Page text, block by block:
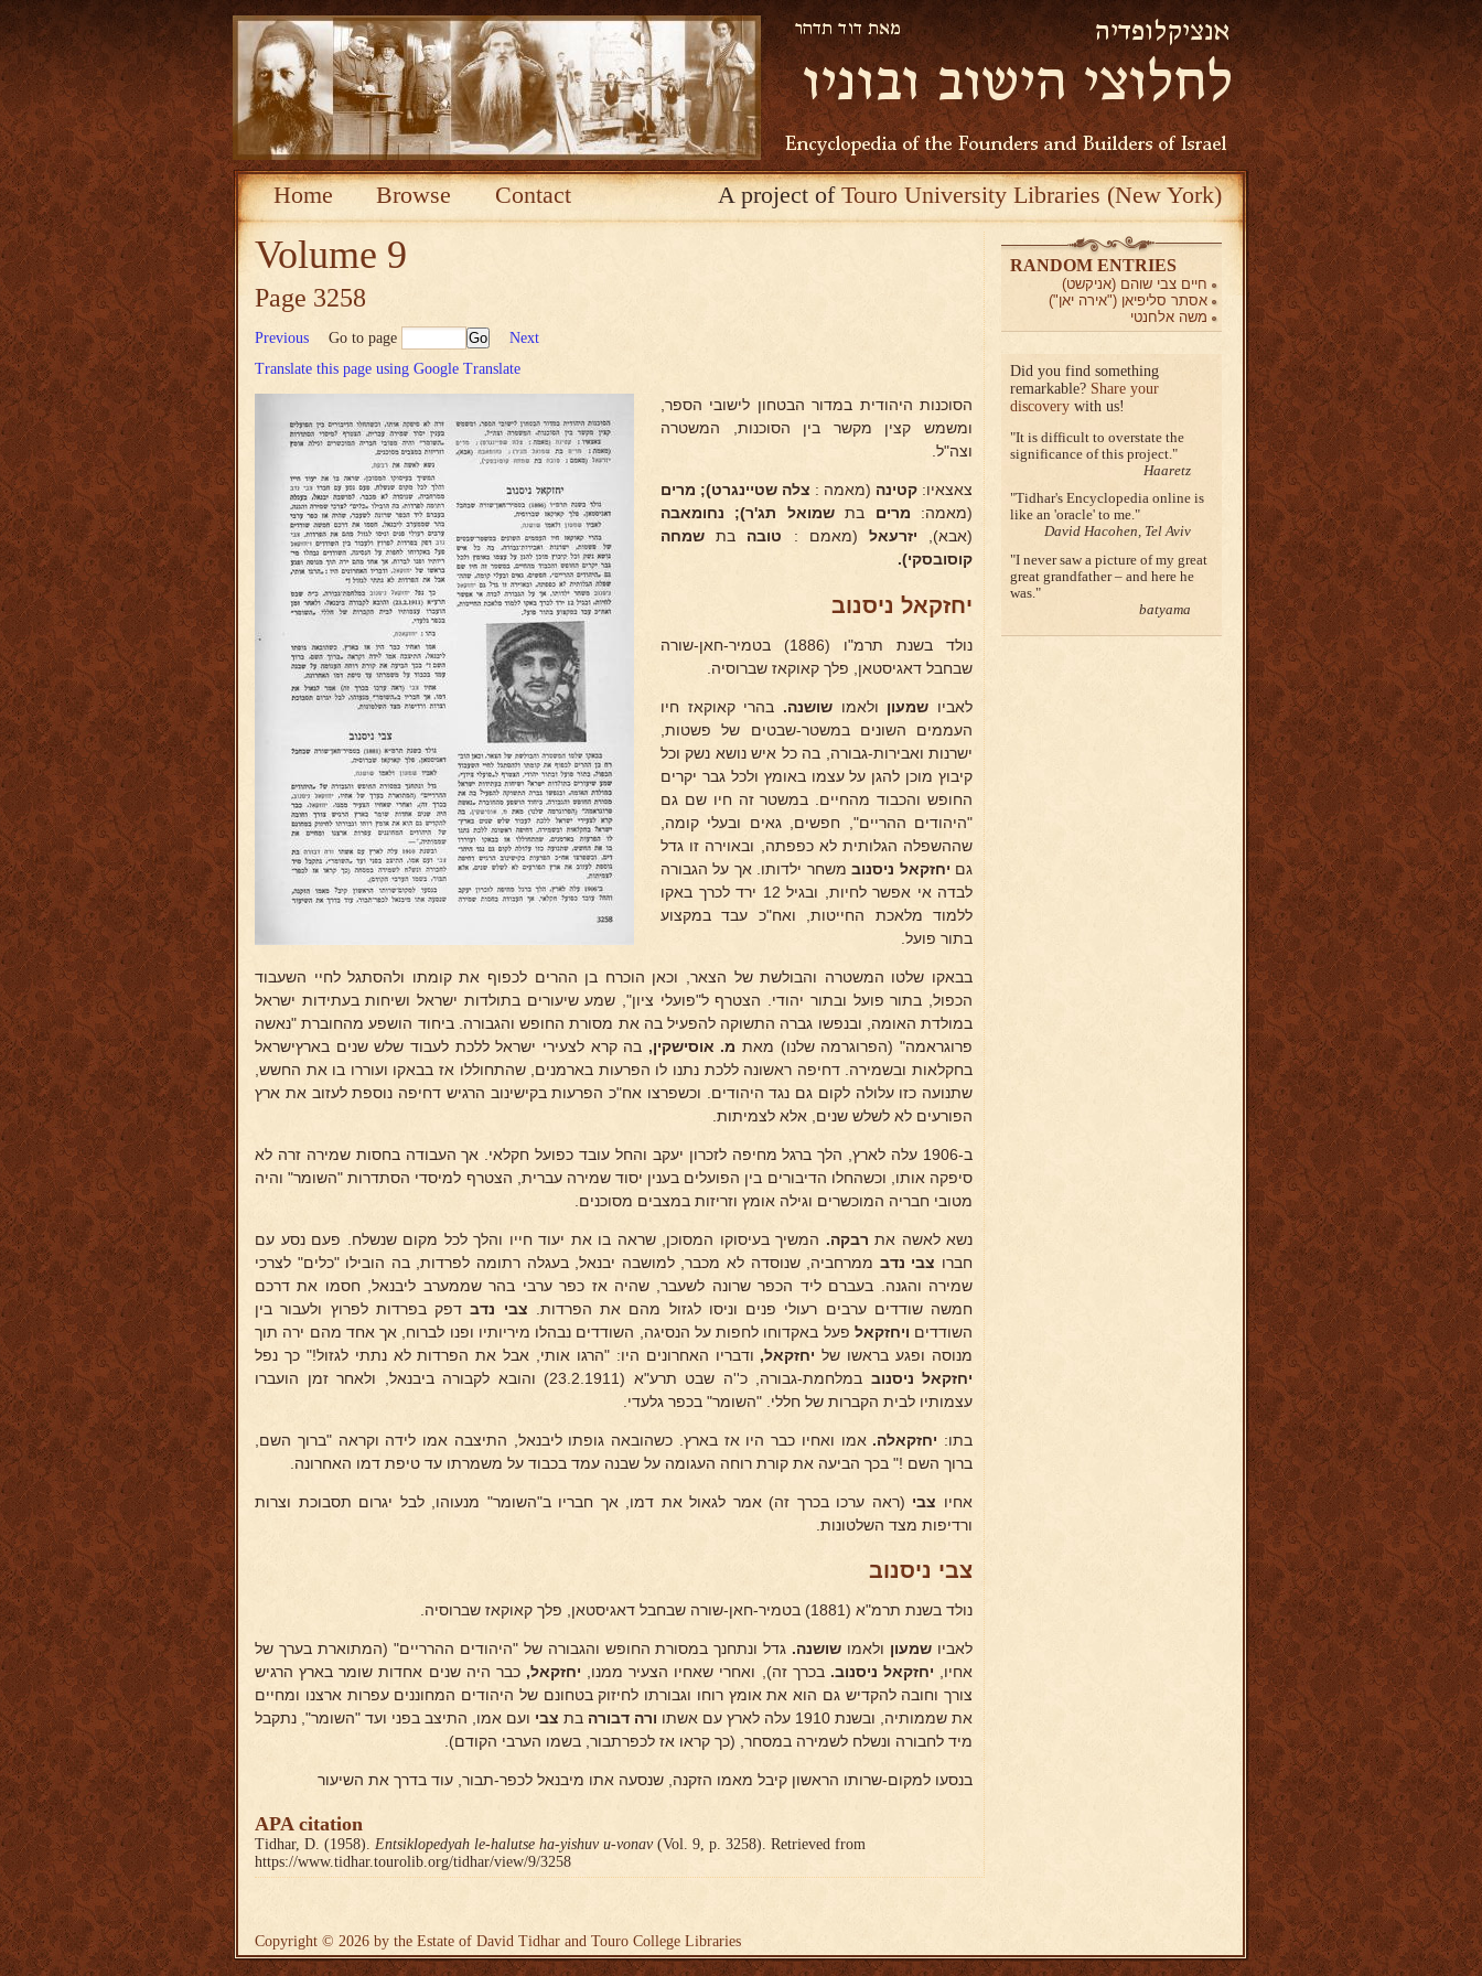
Home Browse Contact A project ofTouro University Libraries (New York)
Volume 9
Page 3258
Previous Go to page
Next
Translate this page using Google Translate
הסוכנות היהודית במדור הבטחון לישובי הספר,
ומשמש קצין מקשר בין הסוכנות, המשטרה
וצה"ל.
צאצאיו: קטינה (מאמה : צלה שטיינגרט); מרים
(מאמה: מרים בתשמואל תג'ר); נחומאבה
(אבא), יזרעאל (מאמם : טובה בת שמחה
קוסובסקי).
יחזקאל ניסנוב
נולד בשנת תרמ"ו (1886) בטמיר-חאן-שורה
שבחבל דאגיסטאן, פלך קאוקאז שברוסיה.
לאביו שמעון ולאמו שושנה. בהרי קאוקאז חיו
העממים השונים במשטר-שבטים של פשטות,
ישרנות ואבירות-גבורה, בה כל איש נושא נשק וכל
קיבוץ מוכן להגן על עצמו באומץ ולכל גבר יקרים
החופש והכבוד מהחיים. במשטר זה חיו שם גם
"היהודים ההריים", חפשים, גאים ובעלי קומה,
שההשפלה הגלותית לא כפפתה, ובאוירה זו גדל
גם יחזקאל ניסנוב משחר ילדותו. אך על הגבורה
לבדה אי אפשר לחיות, ובגיל 12 ירד לכרך באקו
ללמוד מלאכת החייטות, ואח"כ עבד במקצוע
בתור פועל.
בבאקו שלטו המשטרה והבולשת של הצאר, וכאן הוכרח בן ההרים לכפוף את קומתו ולהסתגל לחיי השעבוד
הכפול, בתור פועל ובתור יהודי. הצטרף ל"פועלי ציון", שמע שיעורים בתולדות ישראל ושיחות בעתידות ישראל
במולדת האומה, ובנפשו גברה התשוקה להפעיל בה את מסורת החופש והגבורה. ביחוד הושפע מהחוברת "נאשה
פרוגראמה" (הפרוגרמה שלנו) מאת מ. אוסישקין, בה קרא לצעירי ישראל ללכת לעבוד שלש שנים בארץישראל
בחקלאות ובשמירה. דחיפה ראשונה ללכת נתנו לו הפרעות בארמנים, שהתחוללו אז בבאקו ועוררו בו את החשש,
שתנועה כזו עלולה לקום גם נגד היהודים. וכשפרצו אח"כ הפרעות בקישינוב הרגיש דחיפה נוספת לעזוב את ארץ
הפורעים לא לשלש שנים, אלא לצמיתות.
ב-1906 עלה לארץ, הלך ברגל מחיפה לזכרון יעקב והחל עובד כפועל חקלאי. אך העבודה בחסות שמירה זרה לא
סיפקה אותו, וכשהחלו הדיבורים בין הפועלים בענין יסוד שמירה עברית, הצטרף למיסדי הסתדרות "השומר" והיה
מטובי חבריה המוכשרים וגילה אומץ וזריזות במצבים מסוכנים.
נשא לאשה את רבקה. המשיך בעיסוקו המסוכן, שראה בו את יעוד חייו והלך לכל מקום שנשלח. פעם נסע עם
חברו צבי נדב ממרחביה, שנוסדה לא מכבר, למושבה יבנאל, בעגלה רתומה לפרדות, בה הובילו "כלים" לצרכי
שמירה והגנה. בעברם ליד הכפר שרונה לשעבר, שהיה אז כפר ערבי בהר שממערב ליבנאל, חסמו את דרכם
חמשה שודדים ערבים רעולי פנים וניסו לגזול מהם את הפרדות.
צבי נדבדפק בפרדות לפרוץ ולעבור בין
השודדים ויחזקאל פעל באקדוחו לחפות על הנסיגה, השודדים נבהלו מיריותיו ופנו לברוח, אך אחד מהם ירה תוך
מנוסה ופגע בראשו שליחזקאל, ודבריו האחרונים היו: "הרגו אותי, אבל את הפרדות לא נתתי לגזול!" כך נפל
יחזקאל ניסנוב
במלחמת-גבורה, כ''ה שבט תרע"א (23.2.1911) והובא לקבורה ביבנאל, ולאחר זמן הועברו
עצמותיו לבית הקברות של חללי. "השומר" בכפר גלעדי.
בתו: יחזקאלה. אמו ואחיו כבר היו אז בארץ. כשהובאה גופתו ליבנאל, התיצבה אמו לידה וקראה "ברוך השם,
ברוך השם !" בכך הביעה את קורת רוחה העגומה על שבנה עמד בכבוד על משמרתו עד טיפת דמו האחרונה.
אחיו צבי (ראה ערכו בכרך זה) אמר לגאול את דמו, אך חבריו ב"השומר" מנעוהו, לבל יגרום תסבוכת וצרות
ורדיפות מצד השלטונות.
צבי ניסנוב
נולד בשנת תרמ"א (1881) בטמיר-חאן-שורה שבחבל דאגיסטאן, פלך קאוקאז שברוסיה.
לאביו שמעון ולאמו שושנה. גדל ונתחנך במסורת החופש והגבורה של "היהודים ההרריים" (המתוארת בערך של
אחיו,
יחזקאל ניסנוב. בכרך זה), ואחרי שאחיו הצעיר ממנו, יחזקאל, כבר היה שנים אחדות שומר בארץ הרגיש
צורך וחובה להקדיש גם הוא את אומץ רוחו וגבורתו לחיזוק בטחונם של היהודים המחוננים עפרות ארצנו ומחיים
את שממותיה, ובשנת 1910 עלה לארץ עם אשתו
ורה דבורה בת צבי ועם אמו, התיצב בפני ועד "השומר", נתקבל
מיד לחבורה ונשלח לשמירה במסחר, (כך קראו אז לכפרתבור, בשמו הערבי הקודם).
בנסעו למקום-שרותו הראשון קיבל מאמו הזקנה, שנסעה אתו מיבנאל לכפר-תבור, עוד בדרך את השיעור
APA citation
Tidhar, D. (1958). Entsiklopedyah le-halutse ha-yishuv u-vonav(Vol. 9, p. 3258). Retrieved from
https://www.tidhar.tourolib.org/tidhar/view/9/3258
RANDOM ENTRIES
חיים צבי שוהם (אניקשט)
אסתר סליפיאן ("אירה יאן")
משה אלחנטי
Did you find something
remarkable? Share your
discovery with us!
It is difficult to overstate the
significance of this project.
Haaretz
Tidhar's Encyclopedia online is
like an 'oracle' to me.
David Hacohen, Tel Aviv
I never saw a picture of my great
great grandfather – and here he
was.
batyama
Copyright © 2026 by the Estate of David Tidhar and Touro College Libraries